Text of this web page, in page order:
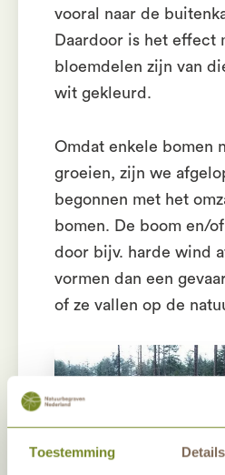
Toestemming Details
vooral naar de
Daardoor is het effect
bloemdelen zijn van
wit gekleurd.
Omdat enkele bomen
groeien, zijn we
begonnen met het
bomen. De boom en/
door bijv. harde wind
vormen dan een
of ze vallen op de